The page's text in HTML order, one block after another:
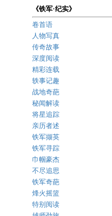
《铁军·纪实》
卷首语
人物写真
传奇故事
深度阅读
精彩连载
轶事记趣
战地奇葩
秘闻解读
将星追踪
亲历者述
铁军撷英
铁军寻踪
巾帼豪杰
不尽追思
铁军奇葩
烽火摇篮
特别阅读